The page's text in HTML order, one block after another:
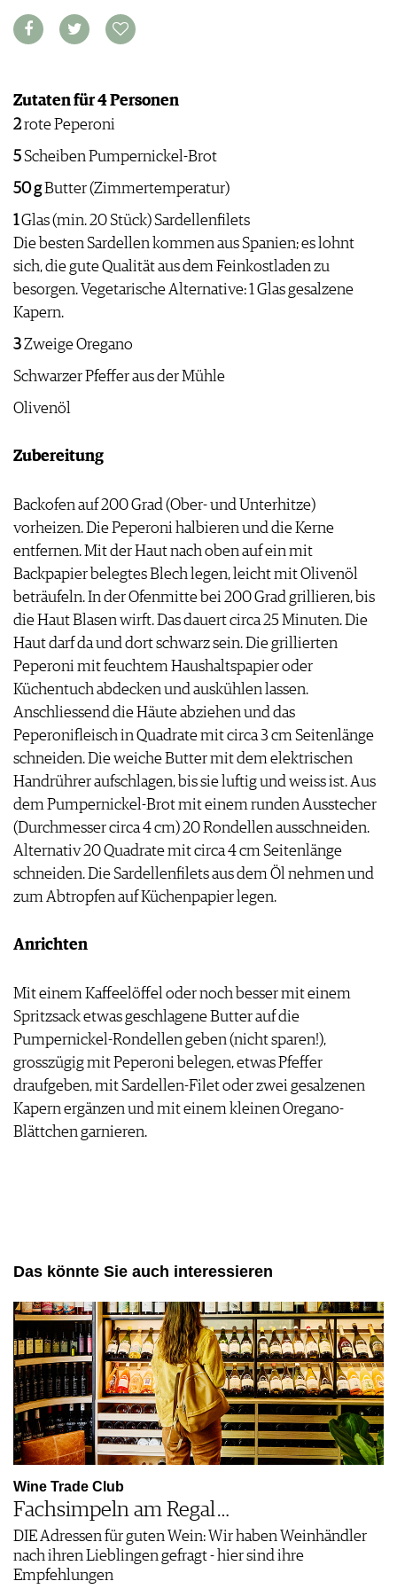
VORTEILSWELT
VIDEOS
BILDSTRECKEN
BÜCHER
NEWS
WEINWIRTSCHAFT
PORTRAITS
VINOPHILES
ANMELDEN
GEWINNSPIELE
VORTEILSWELT
TRINKREIFETABELLE
ABO
WEINSUCHE
NEWSLETTER
JOBS
PRESSE
AGB & DATENSCHUTZ
FAQ
Zutaten für 4 Personen
2rote Peperoni
5Scheiben Pumpernickel-Brot
50 gButter (Zimmertemperatur)
1Glas (min. 20 Stück) Sardellenfilets
Die besten Sardellen kommen aus Spanien; es lohnt
sich, die gute Qualität aus dem Feinkostladen zu
besorgen. Vegetarische Alternative: 1 Glas gesalzene
Kapern.
3Zweige Oregano
Schwarzer Pfeffer aus der Mühle
Olivenöl
Zubereitung
Backofen auf 200 Grad (Ober- und Unterhitze)
vorheizen. Die Peperoni halbieren und die Kerne
entfernen. Mit der Haut nach oben auf ein mit
Backpapier belegtes Blech legen, leicht mit Olivenöl
beträufeln. In der Ofenmitte bei 200 Grad grillieren, bis
die Haut Blasen wirft. Das dauert circa 25 Minuten. Die
Haut darf da und dort schwarz sein. Die grillierten
Peperoni mit feuchtem Haushaltspapier oder
Küchentuch abdecken und auskühlen lassen.
Anschliessend die Häute abziehen und das
Peperonifleisch in Quadrate mit circa 3 cm Seitenlänge
schneiden. Die weiche Butter mit dem elektrischen
Handrührer aufschlagen, bis sie luftig und weiss ist. Aus
dem Pumpernickel-Brot mit einem runden Ausstecher
(Durchmesser circa 4 cm) 20 Rondellen ausschneiden.
Alternativ 20 Quadrate mit circa 4 cm Seitenlänge
schneiden. Die Sardellenfilets aus dem Öl nehmen und
zum Abtropfen auf Küchenpapier legen.
Anrichten
Mit einem Kaffeelöffel oder noch besser mit einem
Spritzsack etwas geschlagene Butter auf die
Pumpernickel-Rondellen geben (nicht sparen!),
grosszügig mit Peperoni belegen, etwas Pfeffer
draufgeben, mit Sardellen-Filet oder zwei gesalzenen
Kapern ergänzen und mit einem kleinen Oregano-
Blättchen garnieren.
Das könnte Sie auch interessieren
Wine Trade Club
Fachsimpeln am Regal …
DIE Adressen für guten Wein: Wir haben Weinhändler
nach ihren Lieblingen gefragt - hier sind ihre
Empfehlungen